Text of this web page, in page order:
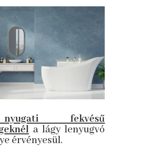
fekvésű
a lágy lenyugvó
érvényesül.